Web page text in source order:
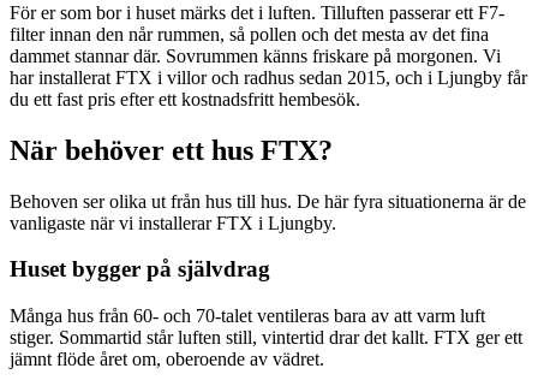
För er som bor i huset märks det i luften. Tilluften passerar ett F7-
filter innan den når rummen, så pollen och det mesta av det fina
dammet stannar där. Sovrummen känns friskare på morgonen. Vi
har installerat FTX i villor och radhus sedan 2015, och i Ljungby får
du ett fast pris efter ett kostnadsfritt hembesök.
När behöver ett hus FTX?
Behoven ser olika ut från hus till hus. De här fyra situationerna är de
vanligaste när vi installerar FTX i Ljungby.
Huset bygger på självdrag
Många hus från 60- och 70-talet ventileras bara av att varm luft
stiger. Sommartid står luften still, vintertid drar det kallt. FTX ger ett
jämnt flöde året om, oberoende av vädret.